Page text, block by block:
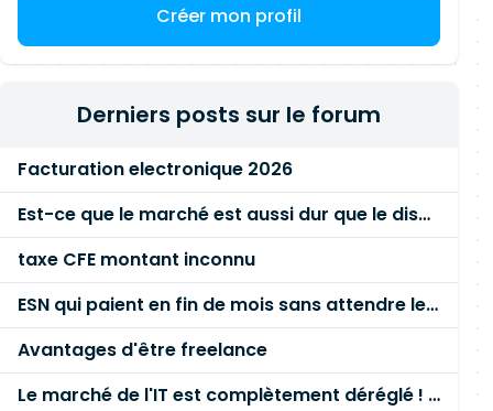
Créer mon profil
Derniers posts sur le forum
Facturation electronique 2026
Est-ce que le marché est aussi dur que le disent les commerciaux ?
taxe CFE montant inconnu
ESN qui paient en fin de mois sans attendre le paiement client ?
Avantages d'être freelance
Le marché de l'IT est complètement déréglé ! STOP à cette mascarade ! Il faut s'unir et résister !